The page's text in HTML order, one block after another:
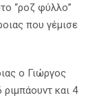
“ροζ φύλλο”
που γέμισε
ο Γιώργος
και 4